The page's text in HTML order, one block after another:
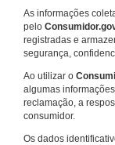
As informações
pelo
registradas e
segurança,
Ao utilizar o
algumas
reclamação, a
consumidor.
Os dados